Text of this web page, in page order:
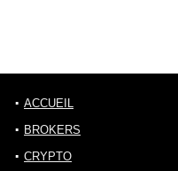
ACCUEIL
BROKERS
CRYPTO